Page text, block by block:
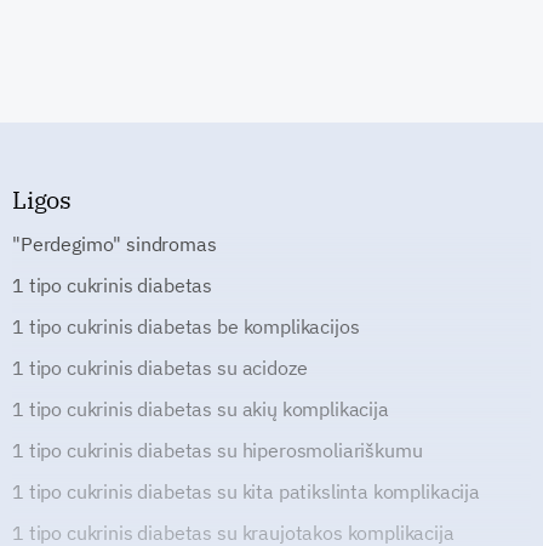
Ligos
"Perdegimo" sindromas
1 tipo cukrinis diabetas
1 tipo cukrinis diabetas be komplikacijos
1 tipo cukrinis diabetas su acidoze
1 tipo cukrinis diabetas su akių komplikacija
1 tipo cukrinis diabetas su hiperosmoliariškumu
1 tipo cukrinis diabetas su kita patikslinta komplikacija
1 tipo cukrinis diabetas su kraujotakos komplikacija